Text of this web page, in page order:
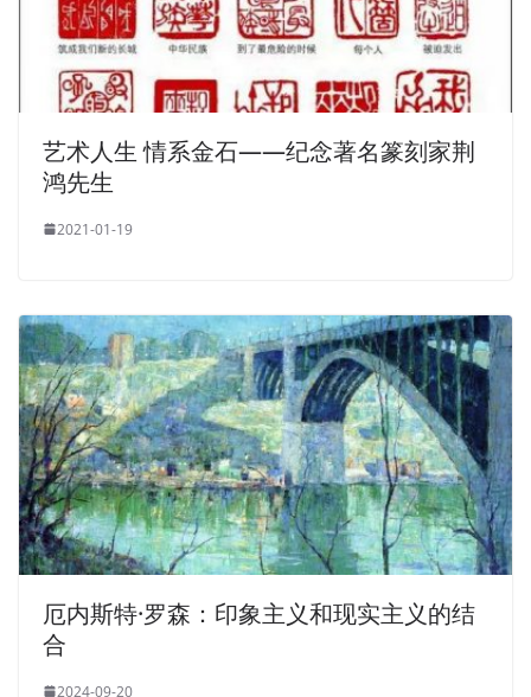
艺术人生 情系金石——纪念著名篆刻家荆
鸿先生
2021-01-19
厄内斯特·罗森：印象主义和现实主义的结
合
2024-09-20